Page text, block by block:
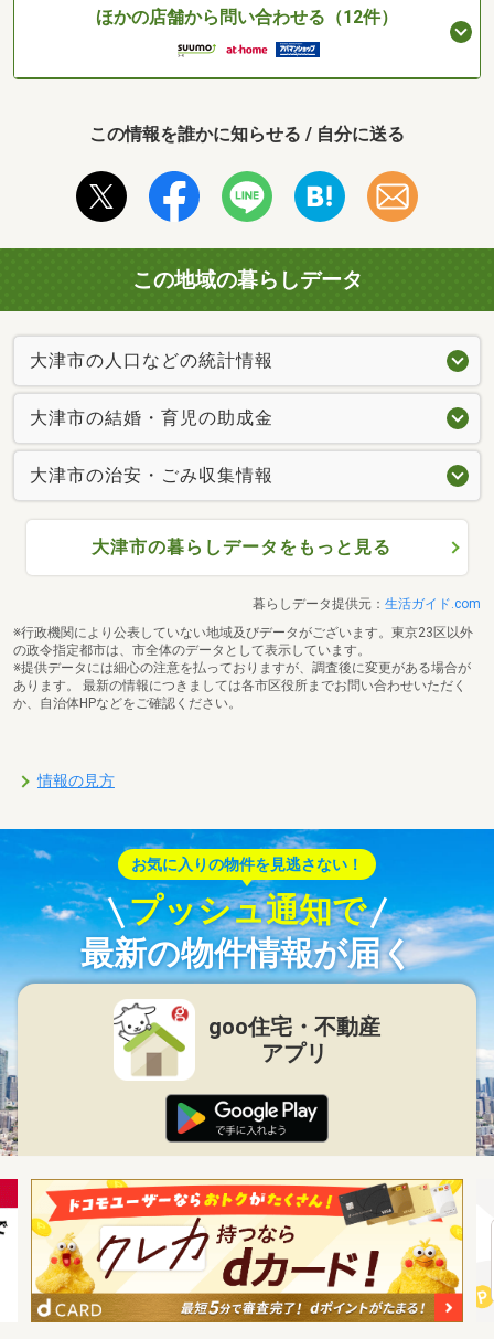
ほかの店舗から問い合わせる（12件）
この情報を誰かに知らせる / 自分に送る
この地域の暮らしデータ
大津市の人口などの統計情報
大津市の結婚・育児の助成金
大津市の治安・ごみ収集情報
大津市の暮らしデータをもっと見る
暮らしデータ提供元： 生活ガイド.com
※行政機関により公表していない地域及びデータがございます。東京23区以外
の政令指定都市は、市全体のデータとして表示しています。
※提供データには細心の注意を払っておりますが、調査後に変更がある場合が
あります。 最新の情報につきましては各市区役所までお問い合わせいただく
か、自治体HPなどをご確認ください。
情報の見方
お気に入りの物件を見逃さない！
プッシュ通知で
最新の物件情報が届く
goo住宅・不動産
アプリ